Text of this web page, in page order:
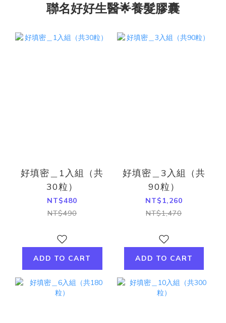
聯名好好生醫🌟養髮膠囊
好填密＿1入組（共
30粒）
NT$480
NT$490
ADD TO CART
好填密＿3入組（共
90粒）
NT$1,260
NT$1,470
ADD TO CART